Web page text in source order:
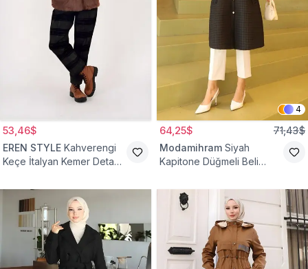
53,46$
EREN STYLE Kahverengi
Keçe İtalyan Kemer Detaylı
4
64,25$ 71,43$
Modamihram Siyah
Kapitone Düğmeli Beli